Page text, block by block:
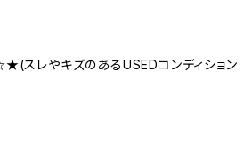
やキズのあるUSEDコンディション